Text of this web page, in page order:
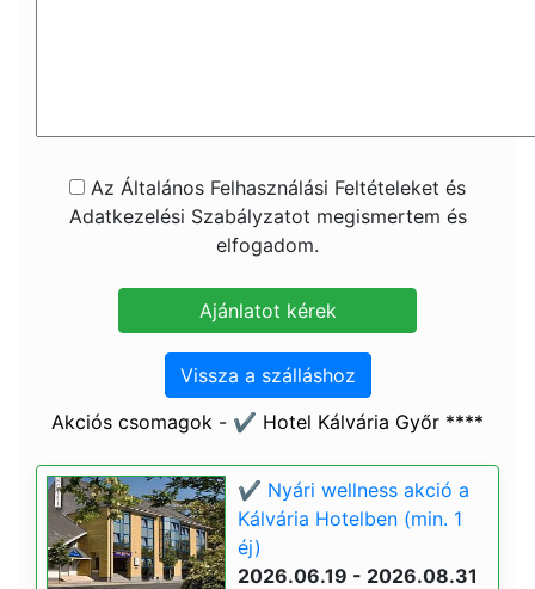
Az Általános Felhasználási Feltételeket és
Adatkezelési Szabályzatot megismertem és
elfogadom.
Vissza a szálláshoz
Akciós csomagok - ✔️ Hotel Kálvária Győr ****
✔️ Nyári wellness akció a
Kálvária Hotelben (min. 1
éj)
2026.06.19 - 2026.08.31